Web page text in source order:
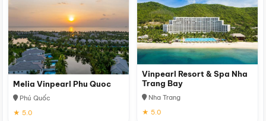
Melia Vinpearl Phu Quoc
Phú Quốc
★ 5.0
Vinpearl Resort & Spa Nha
Trang Bay
Nha Trang
★ 5.0